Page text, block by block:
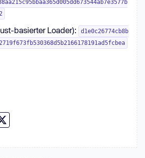
basierter Loader):
d1e0c26774cb8b